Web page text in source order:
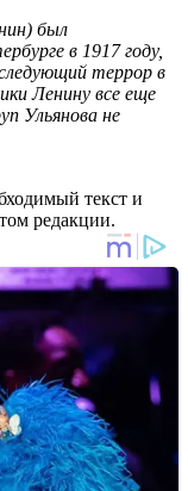
был
в 1917 году,
террор в
Ленину все еще
Ульянова не
текст и
редакции.